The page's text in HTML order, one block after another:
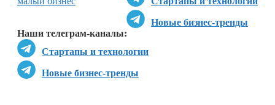
Новые бизнес-тренды
Наши телеграм-каналы:
Стартапы и технологии
Новые бизнес-тренды